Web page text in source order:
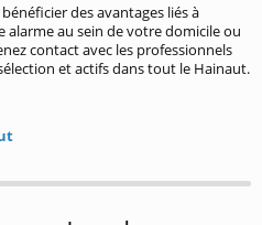
des avantages liés à
alarme au sein de votre domicile ou
contact avec les professionnels
et actifs dans tout le Hainaut.